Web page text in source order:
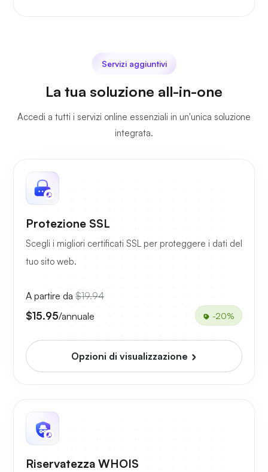
Servizi aggiuntivi
La tua soluzione all-in-one
Accedi a tutti i servizi online essenziali in un'unica soluzione
integrata.
Protezione SSL
Scegli i migliori certificati SSL per proteggere i dati del
tuo sito web.
A partire da $19.94
$15.95/annuale -20%
Opzioni di visualizzazione
Riservatezza WHOIS